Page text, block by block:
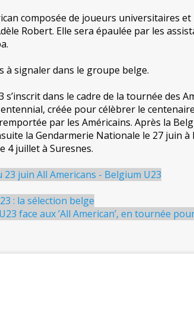
composée de joueurs universitaires et
Robert. Elle sera épaulée par les
à signaler dans le groupe belge.
dans le cadre de la tournée des
créée pour célèbrer le
par les Américains. Après la
la Gendarmerie Nationale le 27 juin à
4 juillet à Suresnes.
juin All Americans - Belgium U23
: la sélection belge
face aux ’All American’, en tournée